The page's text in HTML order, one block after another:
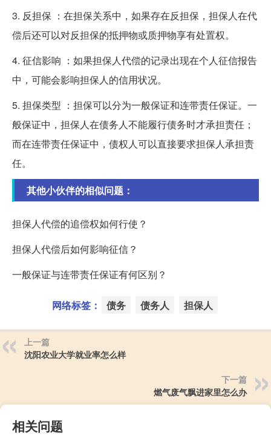
3. 反担保 ：在担保关系中，如果存在反担保，担保人在代
偿后还可以对反担保的抵押物或质押物享有处置权。
4. 征信影响 ：如果担保人代偿的记录出现在个人征信报告
中，可能会影响担保人的信用状况。
5. 担保类型 ：担保可以分为一般保证和连带责任保证。一
般保证中，担保人在债务人不能履行债务时才承担责任；
而在连带责任保证中，债权人可以直接要求担保人承担责
任。
其他小伙伴的相似问题：
担保人代偿的追偿权如何行使？
担保人代偿后如何影响征信？
一般保证与连带责任保证有何区别？
网络标签： 债务 债务人 担保人
上一篇
沈阳农业大学就业率怎么样
下一篇
燃气废气飘进家里怎么办
相关问题